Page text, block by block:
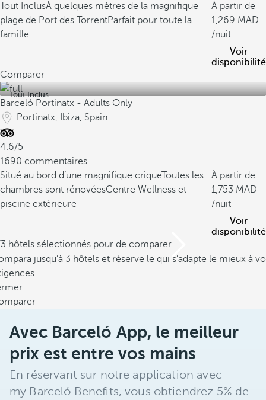
Tout InclusÀ quelques mètres de la magnifique
plage de Port des TorrentParfait pour toute la
famille
À partir de
1,269
/nuit
Voir
disponibilité
Comparer
Tout Inclus
Barceló Portinatx - Adults Only
Portinatx, Ibiza, Spain
4.6/5
1690 commentaires
Situé au bord d’une magnifique criqueToutes les
chambres sont rénovéesCentre Wellness et
piscine extérieure
À partir de
1,753
/nuit
Voir
disponibilité
hôtels sélectionnés pour de comparer
jusqu’à 3 hôtels et réserve le qui s’adapte le mieux à
Avec Barceló App, le meilleur
prix est entre vos mains
En réservant sur notre application avec
my Barceló Benefits, vous obtiendrez 5% de